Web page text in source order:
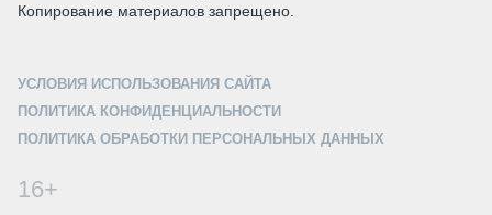
Копирование материалов запрещено.
УСЛОВИЯ ИСПОЛЬЗОВАНИЯ САЙТА
ПОЛИТИКА КОНФИДЕНЦИАЛЬНОСТИ
ПОЛИТИКА ОБРАБОТКИ ПЕРСОНАЛЬНЫХ ДАННЫХ
16+